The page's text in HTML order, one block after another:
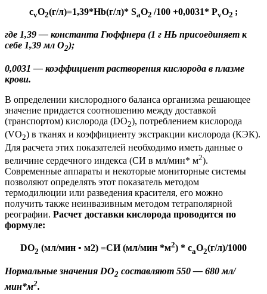
cvO2(г/л)=1,39*Hb(г/л)* SaO2 /100 +0,0031* PvO2 ;
где 1,39 — константа Гюффнера (1 г НЬ присоединяет к
себе 1,39 мл O2);
0,0031 — коэффициент растворения кислорода в плазме
крови.
В определении кислородного баланса организма решающее
значение придается соотношению между доставкой
(транспортом) кислорода (DO2), потреблением кислорода
(VO2) в тканях и коэффициенту экстракции кислорода (КЭК).
Для расчета этих показателей необходимо иметь данные о
величине сердечного индекса (СИ в мл/мин* м2).
Современные аппараты и некоторые мониторные системы
позволяют определять этот показатель методом
термодилюции или разведения красителя, его можно
получить также неинвазивным методом тетраполярной
реографии. Расчет доставки кислорода проводится по
формуле:
DO2 (мл/мин • м2) =СИ (мл/мин *м2) * caO2(г/л)/1000
Нормальные значения DO2 составляют 550 — 680 мл/
мин*м2.